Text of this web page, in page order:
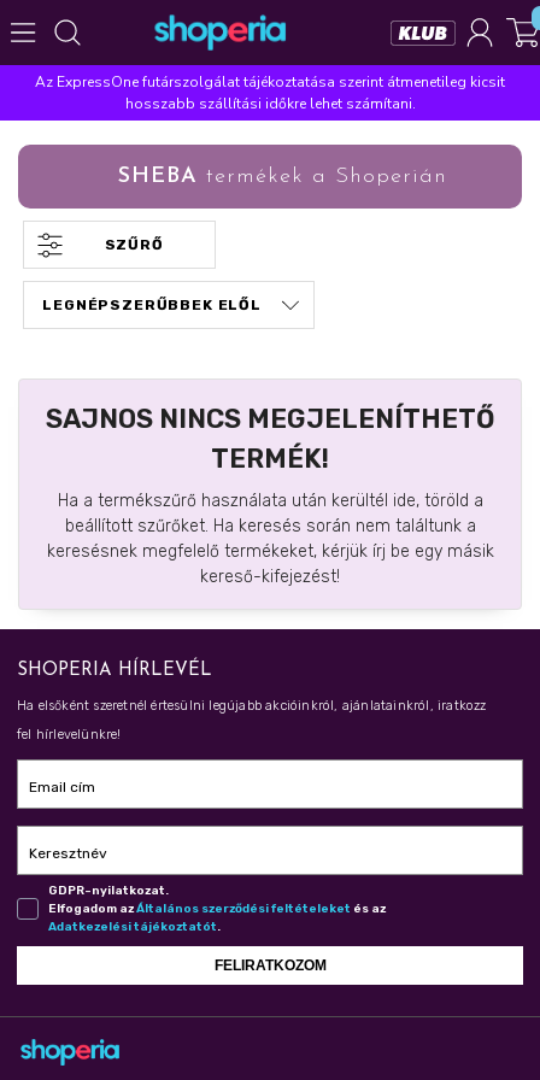
Népszerű kategóriák
Szépségápolás Élelmiszer Mosás Mosogatás
Takarítás Baba-mama Háztartás
Népszerű márkák
Pampers Lenor
Az ExpressOne futárszolgálat tájékoztatása szerint átmenetileg kicsit
hosszabb szállítási időkre lehet számítani.
SHEBA termékek a Shoperián
SZŰRŐ
SAJNOS NINCS MEGJELENÍTHETŐ
TERMÉK!
Ha a termékszűrő használata után kerültél ide, töröld a
beállított szűrőket. Ha keresés során nem találtunk a
keresésnek megfelelő termékeket, kérjük írj be egy másik
kereső-kifejezést!
SHOPERIA HÍRLEVÉL
Ha elsőként szeretnél értesülni legújabb akcióinkról, ajánlatainkról, iratkozz
fel hírlevelünkre!
Email cím
Keresztnév
GDPR-nyilatkozat.
Elfogadom azÁl­ta­lá­nos szer­ző­dé­si fel­té­te­le­ket és az
Adat­ke­ze­lé­si tá­jé­koz­ta­tót.
FELIRATKOZOM